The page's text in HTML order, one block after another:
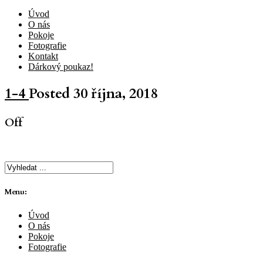
Úvod
O nás
Pokoje
Fotografie
Kontakt
Dárkový poukaz!
1-4Posted 30 října, 2018
Off
Menu:
Úvod
O nás
Pokoje
Fotografie